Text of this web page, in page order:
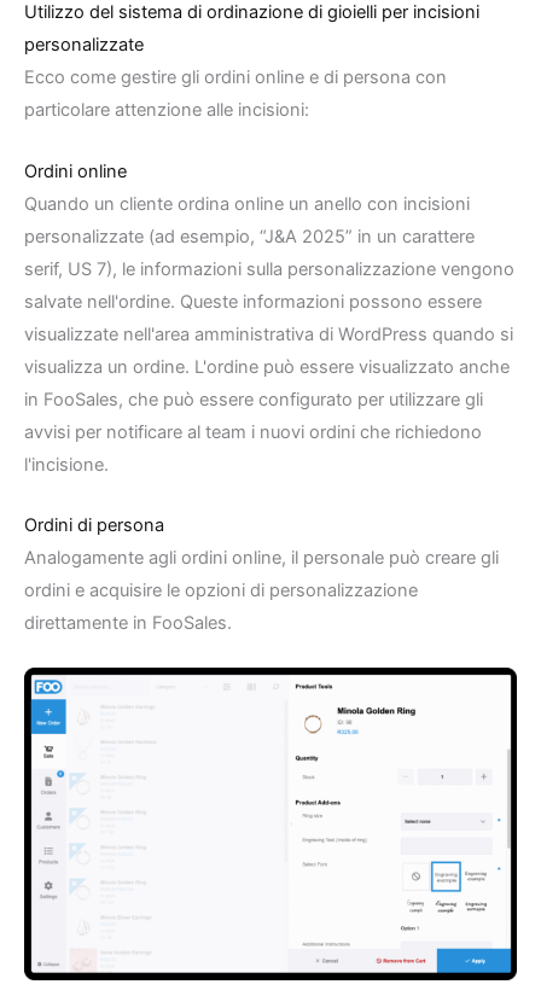
Utilizzo del sistema di ordinazione di gioielli per incisioni
personalizzate
Ecco come gestire gli ordini online e di persona con
particolare attenzione alle incisioni:
Ordini online
Quando un cliente ordina online un anello con incisioni
personalizzate (ad esempio, “J&A 2025” in un carattere
serif, US 7), le informazioni sulla personalizzazione vengono
salvate nell'ordine. Queste informazioni possono essere
visualizzate nell'area amministrativa di WordPress quando si
visualizza un ordine. L'ordine può essere visualizzato anche
in FooSales, che può essere configurato per utilizzare gli
avvisi per notificare al team i nuovi ordini che richiedono
l'incisione.
Ordini di persona
Analogamente agli ordini online, il personale può creare gli
ordini e acquisire le opzioni di personalizzazione
direttamente in FooSales.